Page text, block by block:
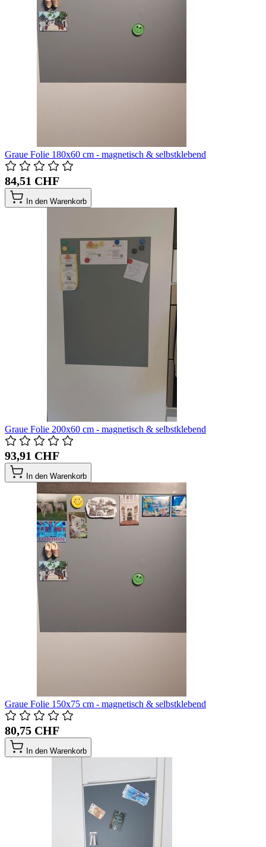
Graue Folie 180x60 cm - magnetisch & selbstklebend
84,51 CHF
In den Warenkorb
Graue Folie 200x60 cm - magnetisch & selbstklebend
93,91 CHF
In den Warenkorb
Graue Folie 150x75 cm - magnetisch & selbstklebend
80,75 CHF
In den Warenkorb